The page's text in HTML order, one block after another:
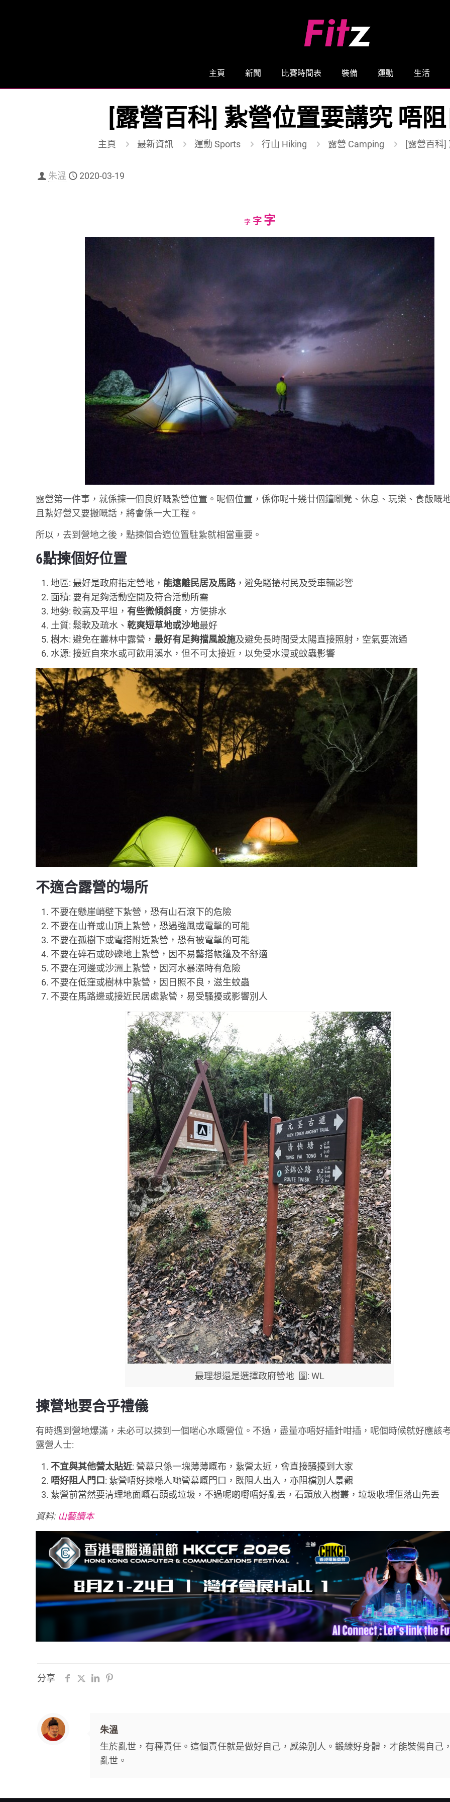
主頁 新聞 比賽時間表 裝備 運動 生活
[露營百科] 紥營位置要講究 唔
主頁 最新資訊 運動 Sports 行山 Hiking 露營 Camping [露營百科
朱溫 2020-03-19
字Decrease
字Reset
字Increase
font
size.
露營第一件事，就係揀一個良好嘅紥營位置。呢個位置，係你呢十幾廿個鐘瞓覺、休息、玩樂、食飯嘅
且紥好營又要搬嘅話，將會係一大工程。
所以，去到營地之後，點揀個合適位置駐紥就相當重要。
6點揀個好位置
地區: 最好是政府指定營地， 能遠離民居及馬路，避免騷擾村民及受車輛影響
面積: 要有足夠活動空間及符合活動所需
地勢: 較高及平坦，有些微傾斜度 ，方便排水
土質: 鬆軟及疏水、乾爽短草地或沙地最好
樹木: 避免在叢林中露營， 最好有足夠擋風設施及避免長時間受太陽直接照射，空氣要流通
水源: 接近自來水或可飲用溪水，但不可太接近，以免受水浸或蚊蟲影響
不適合露營的場所
不要在懸崖峭壁下紥營，恐有山石滾下的危險
不要在山脊或山頂上紥營，恐遇強風或電擊的可能
不要在孤樹下或電搭附近紥營，恐有被電擊的可能
不要在碎石或砂礫地上紥營，因不易藝搭帳篷及不舒適
不要在河邊或沙洲上紥營，因河水暴漲時有危險
不要在低窪或樹林中紥營，因日照不良，滋生蚊蟲
不要在馬路邊或接近民居處紥營，易受騷擾或影響別人
最理想還是選擇政府營地 圖: WL
揀營地要合乎禮儀
有時遇到營地爆滿，未必可以揀到一個啱心水嘅營位。不過，盡量亦唔好插針咁插，呢個時候就好應該
露營人士:
不宜與其他營太貼近: 營幕只係一塊薄薄嘅布，紥營太近，會直接騷擾到大家
唔好阻人門口: 紥營唔好揀喺人哋營幕嘅門口，既阻人出入，亦阻檔別人景觀
紥營前當然要清理地面嘅石頭或垃圾，不過呢啲嘢唔好亂丟，石頭放入樹叢，垃圾收埋佢落山先丟
資料: 山藝讀本
分享
朱溫
生於亂世，有種責任。這個責任就是做好自己，感染別人。鍛練好身體，才能裝備自己
亂世。